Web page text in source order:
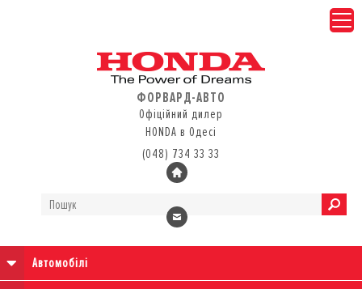
ФОРВАРД-АВТО
Офіційний дилер
HONDA в Одесі
(048) 734 33 33
Автомобілі